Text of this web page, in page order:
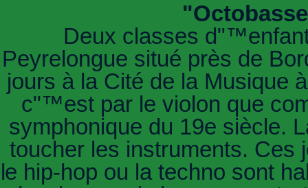
Deux classes
Peyrelongue situé près de
jours à la Cité de la Musique
c"™est par le violon que
symphonique du 19e siècle.
toucher les instruments. Ces
le hip-hop ou la techno sont